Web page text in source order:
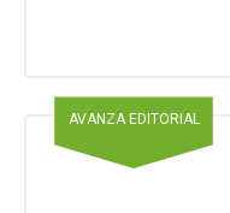
AVANZA EDITORIAL